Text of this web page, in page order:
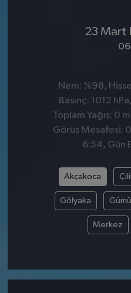
23 Mart
Nem: %98,
Basınç: 1012
Toplam Yağış: 0
Görüş Mesafesi:
6:54, Gün
Akçakoca
Gölyaka
Merkez